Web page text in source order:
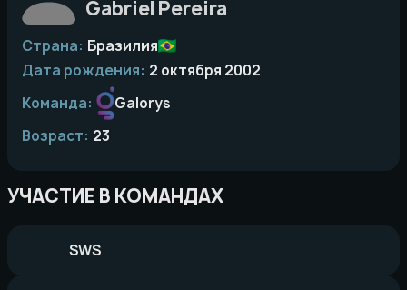
Gabriel Pereira
Страна: Бразилия
Дата рождения: 2 октября 2002
Команда:
Galorys
Возраст: 23
УЧАСТИЕ В КОМАНДАХ
SWS